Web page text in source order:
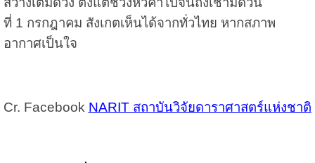
ที่ 1 กรกฎาคม สังเกตเห็นได้จากทั่วไทย หากสภาพ
อากาศเป็นใจ
Cr. Facebook NARIT สถาบันวิจัยดาราศาสตร์แห่งชาติ